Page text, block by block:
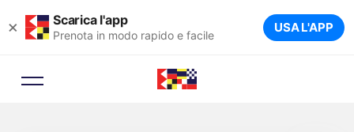
× Scarica l'app
Prenota in modo rapido e facile USA L'APP